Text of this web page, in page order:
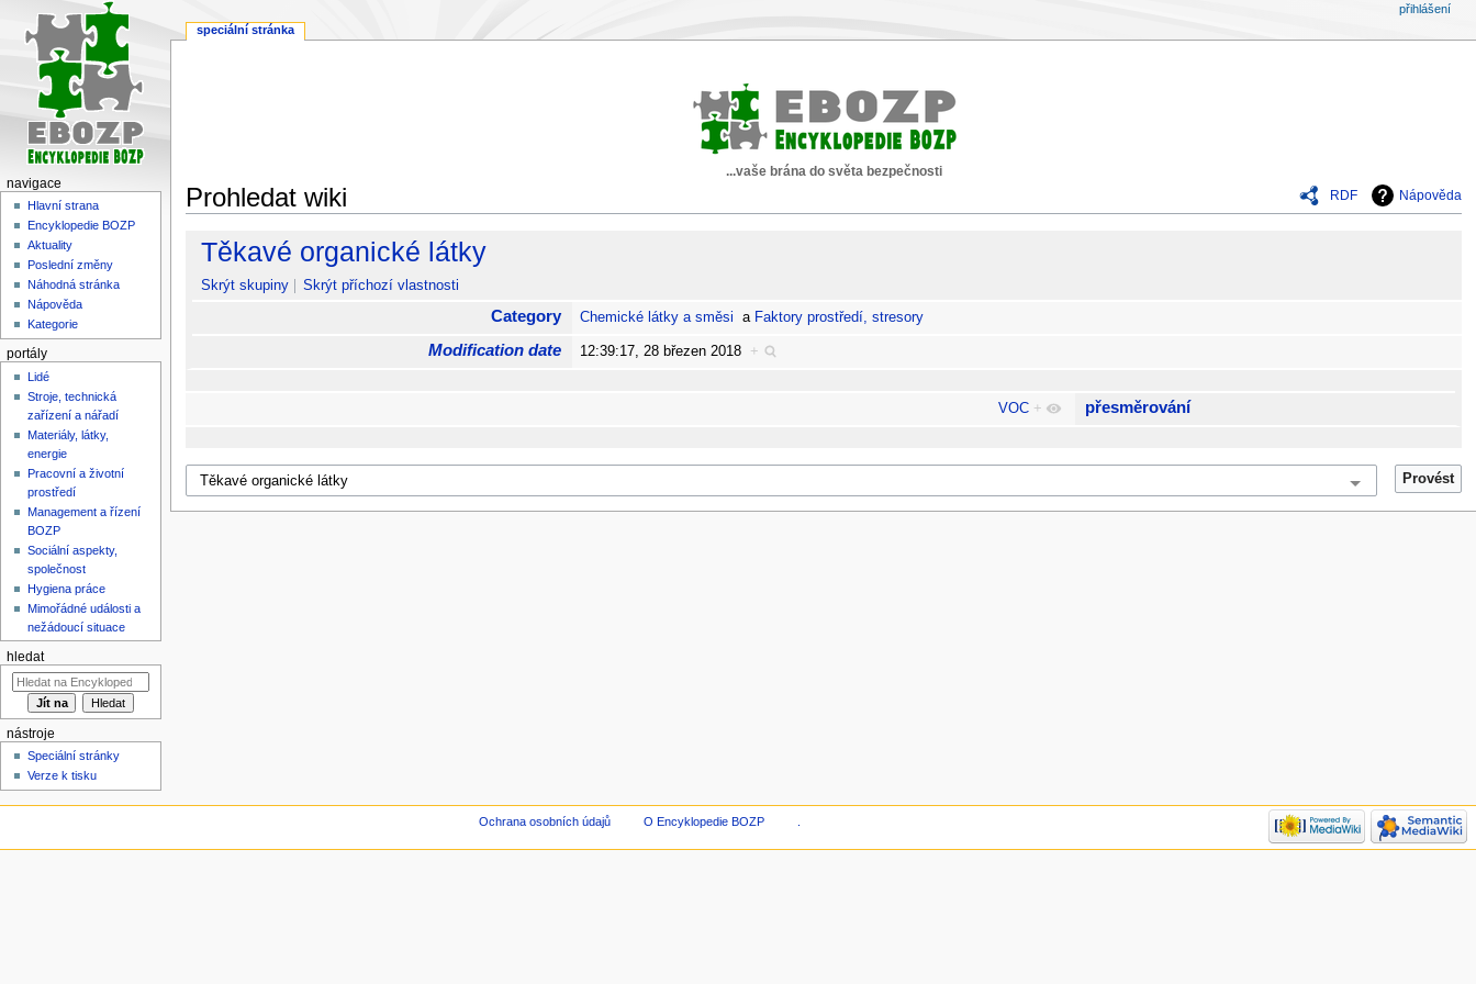
...vaše brána do světa bezpečnosti
RDF
Nápověda
Prohledat wiki
Skočit
navigaci
Skočit
vyhledávání
Těkavé organické látky
Skrýt skupiny Skrýt příchozí vlastnosti
Category Chemické látky a směsi a Faktory prostředí, stresory
Modification date 12:39:17, 28 březen 2018 +
VOC + přesměrování
speciální stránka
přihlášení
navigace
Hlavní strana
Encyklopedie BOZP
Aktuality
Poslední změny
Náhodná stránka
Nápověda
Kategorie
portály
Lidé
Stroje, technická
zařízení a nářadí
Materiály, látky,
energie
Pracovní a životní
prostředí
Management a řízení
BOZP
Sociální aspekty,
společnost
Hygiena práce
Mimořádné události a
nežádoucí situace
hledat
nástroje
Speciální stránky
Verze k tisku
Ochrana osobních údajů O Encyklopedie BOZP